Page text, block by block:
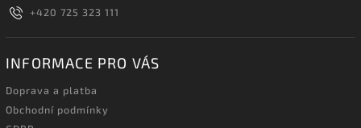
+420 725 323 111
INFORMACE PRO VÁS
Doprava a platba
Obchodní podmínky